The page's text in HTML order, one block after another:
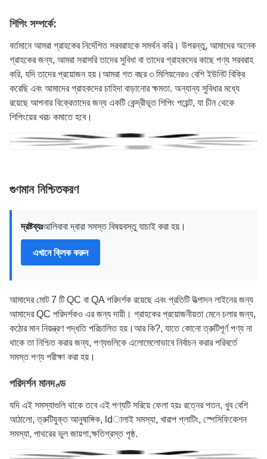
শিপিং সম্পর্কে:
বর্তমানে আমরা গ্রাহকের নির্দেশিত সরবরাহকে সমর্থন করি। উপরন্তু, আমাদের অনেক
গ্রাহকের জন্য, আমরা সরাসরি তাদের সুবিধা বা তাদের গ্রাহকদের কাছে পণ্য সরবরাহ
করি, যদি তাদের প্রয়োজন হয়।আমরা গত বছর ৩ মিলিয়নেরও বেশি ইউনিট বিক্রি
করেছি এবং আমাদের গ্রাহকদের চাহিদা বাড়ানোর ক্ষমতা. অন্যান্য সুবিধার মধ্যে
রয়েছে আপনার বিক্রেতাদের জন্য একটি কেন্দ্রীভূত শিপিং পয়েন্ট, যা চীন থেকে
শিপিংয়ের খরচ কমাতে হবে।
গুণমান নিশ্চিতকরণ
দ্রষ্টব্যঃআলিবাবা দ্বারা সমস্ত বিষয়বস্তু যাচাই করা হয়।
এখানে ক্লিক করুন
আমাদের মোট 7 টি QC বা QA পরিদর্শক রয়েছে এবং প্রতিটি উত্পাদন লাইনের জন্য
আমাদের QC পরিদর্শকও এর জন্য দায়ী। গ্রাহকের প্রয়োজনীয়তা মেনে চলার জন্য,
কঠোর মান নিয়ন্ত্রণ পদ্ধতি পরিচালিত হয়।আর কি?, যাতে কোনো ত্রুটিপূর্ণ পণ্য না
থাকে তা নিশ্চিত করার জন্য, পণ্যগুলিকে এলোমেলোভাবে নির্বাচন করার পরিবর্তে
সমস্ত পণ্য পরীক্ষা করা হয়।
পরিদর্শন মানদণ্ড
যদি এই সমস্যাগুলি থাকে তবে এই পণ্যটি সরিয়ে ফেলা হয়ঃ রত্নের পতন, খুব বেশি
আঠালো, ত্রুটিযুক্ত আনুষাঙ্গিক, ldালাই সমস্যা, খারাপ প্লাটিং, স্পেসিফিকেশন
সমস্যা, পাথরের ভুল জায়গা,ক্ষতিগ্রস্ত পৃষ্ঠ.